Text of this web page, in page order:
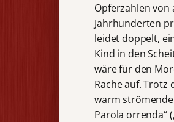
Opferzahlen
Jahrhunderten
leidet doppelt,
Kind in den
wäre für den
Rache auf. Trotz
warm
Parola orrenda“